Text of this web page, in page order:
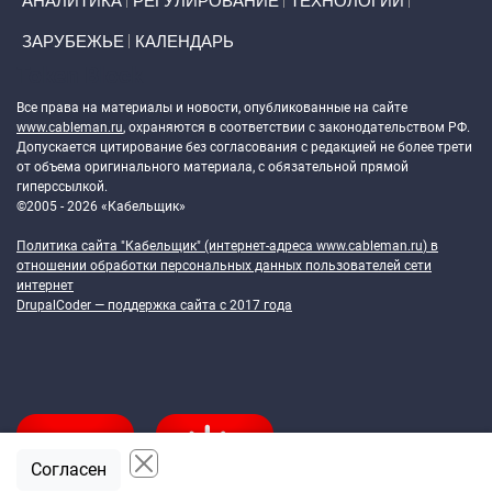
ЗАРУБЕЖЬЕ КАЛЕНДАРЬ
Все права на материалы и новости, опубликованные на сайте
www.cableman.ru, охраняются в соответствии с законодательством РФ.
Допускается цитирование без согласования с редакцией не более трети
от объема оригинального материала, с обязательной прямой
гиперссылкой.
©2005 - 2026 «Кабельщик»
Политика сайта "Кабельщик" (интернет-адреса www.cableman.ru) в
отношении обработки персональных данных пользователей сети
интернет
DrupalCoder — поддержка сайта c 2017 года
Согласен